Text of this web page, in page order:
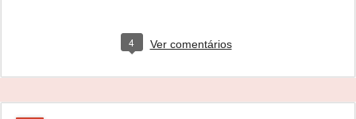
4 Ver comentários